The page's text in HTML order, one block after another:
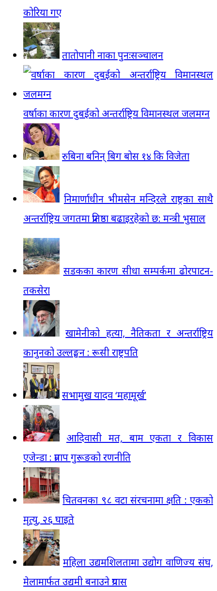
कोरिया गए
तातोपानी नाका पुनःसञ्चालन
वर्षाका कारण दुबईको अन्तर्राष्ट्रिय विमानस्थल जलमग्न
रुबिना बनिन् बिग बोस १४ कि विजेता
निमार्णाधीन भीमसेन मन्दिरले राष्ट्रका साथै
अन्तर्राष्ट्रिय जगतमा प्रतिष्ठा बढाइरहेको छ: मन्त्री भुसाल
सडकका कारण सीधा सम्पर्कमा ढोरपाटन-
तकसेरा
खामेनीको हत्या, नैतिकता र अन्तर्राष्ट्रिय
कानुनको उल्लङ्घन : रूसी राष्ट्रपति
सभामुख यादव ‘महामूर्ख’
आदिवासी मत, बाम एकता र विकास
एजेन्डा : प्रताप गुरूङको रणनीति
चितवनका ९८ वटा संरचनामा क्षति : एकको
मृत्यु, २६ घाइते
महिला उद्यमशिलतामा उद्योग वाणिज्य संघ,
मेलामार्फत उद्यमी बनाउने प्रयास